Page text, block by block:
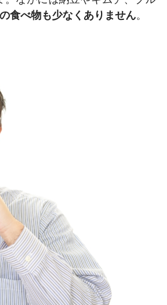
食べ物も少なくありません。